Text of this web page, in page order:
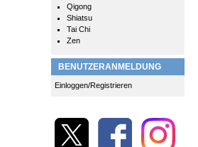
Qigong
Shiatsu
Tai Chi
Zen
BENUTZERANMELDUNG
Einloggen/Registrieren